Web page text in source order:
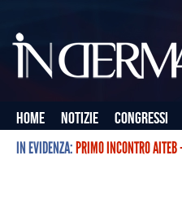
Home Notizie
Congressi
IN EVIDENZA:PRIMO INCONTRO